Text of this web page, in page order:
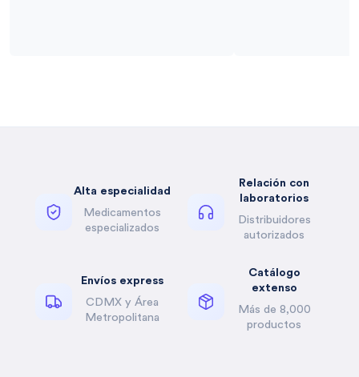
Alta especialidad
Medicamentos
especializados
Relación con
laboratorios
Distribuidores
autorizados
Envíos express
CDMX y Área
Metropolitana
Catálogo
extenso
Más de 8,000
productos